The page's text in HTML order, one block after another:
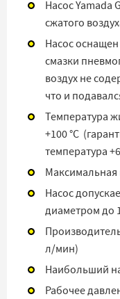
Насос Yamada
сжатого
Насос
смазки
воздух не
что и
Температура
+100 °C (
температура
Максимальная
Насос
диаметром до
л/мин)
Наибольший
Рабочее